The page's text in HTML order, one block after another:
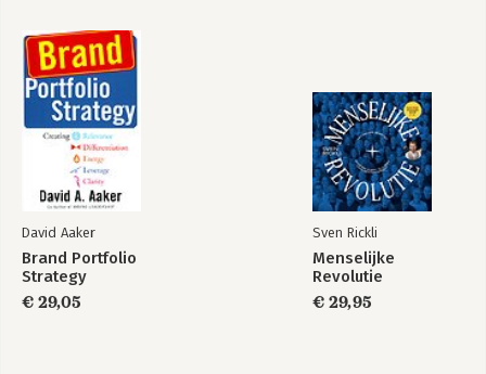
Noten
Index
David Aaker
Brand Portfolio
Strategy
€ 29,05
Sven Rickli
Menselijke
Revolutie
€ 29,95